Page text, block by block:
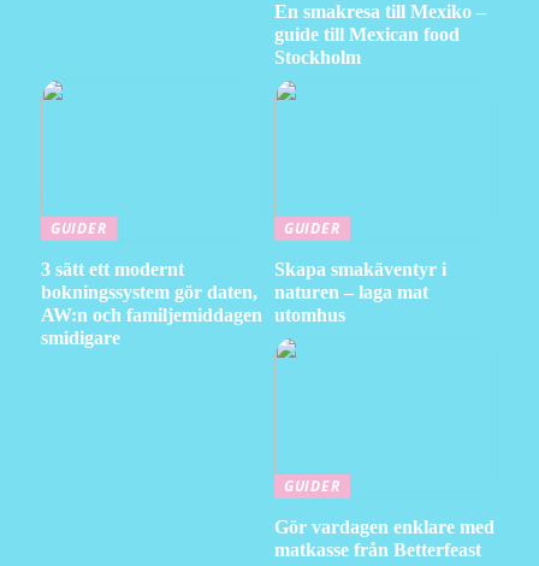
En smakresa till Mexiko –
guide till Mexican food
Stockholm
GUIDER
3 sätt ett modernt
bokningssystem gör daten,
AW:n och familjemiddagen
smidigare
GUIDER
Skapa smakäventyr i
naturen – laga mat
utomhus
GUIDER
Gör vardagen enklare med
matkasse från Betterfeast